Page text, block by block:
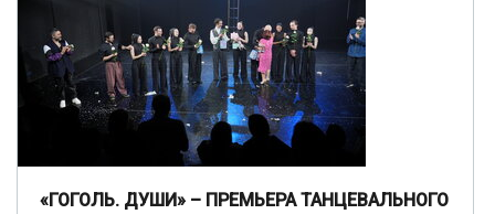
«ГОГОЛЬ. ДУШИ» – ПРЕМЬЕРА ТАНЦЕВАЛЬНОГО